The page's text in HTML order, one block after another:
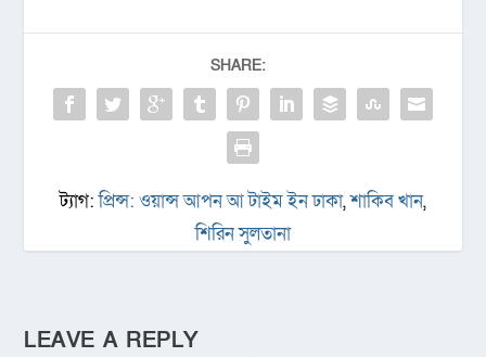
SHARE:
ট্যাগ:প্রিন্স: ওয়ান্স আপন আ টাইম ইন ঢাকা,শাকিব খান,
শিরিন সুলতানা
LEAVE A REPLY